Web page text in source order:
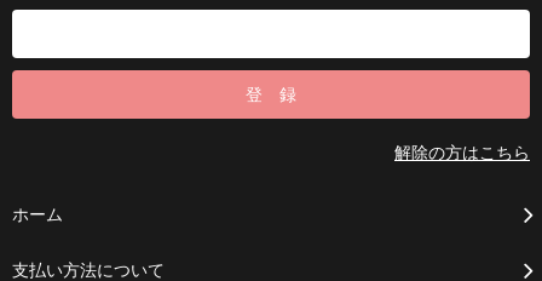
解除の方はこちら
ホーム
支払い方法について